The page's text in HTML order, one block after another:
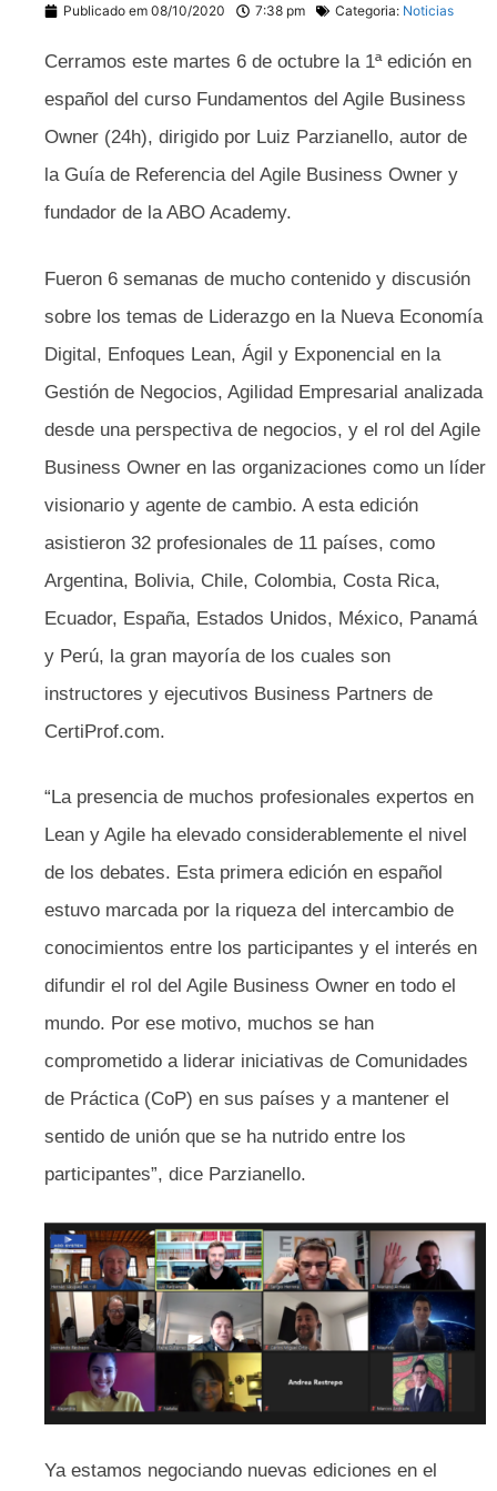
Publicado em 08/10/2020 7:38 pm Categoria: Noticias
Cerramos este martes 6 de octubre la 1ª edición en
español del curso Fundamentos del Agile Business
Owner (24h), dirigido por Luiz Parzianello, autor de
la Guía de Referencia del Agile Business Owner y
fundador de la ABO Academy.
Fueron 6 semanas de mucho contenido y discusión
sobre los temas de Liderazgo en la Nueva Economía
Digital, Enfoques Lean, Ágil y Exponencial en la
Gestión de Negocios, Agilidad Empresarial analizada
desde una perspectiva de negocios, y el rol del Agile
Business Owner en las organizaciones como un líder
visionario y agente de cambio. A esta edición
asistieron 32 profesionales de 11 países, como
Argentina, Bolivia, Chile, Colombia, Costa Rica,
Ecuador, España, Estados Unidos, México, Panamá
y Perú, la gran mayoría de los cuales son
instructores y ejecutivos Business Partners de
CertiProf.com.
“La presencia de muchos profesionales expertos en
Lean y Agile ha elevado considerablemente el nivel
de los debates. Esta primera edición en español
estuvo marcada por la riqueza del intercambio de
conocimientos entre los participantes y el interés en
difundir el rol del Agile Business Owner en todo el
mundo. Por ese motivo, muchos se han
comprometido a liderar iniciativas de Comunidades
de Práctica (CoP) en sus países y a mantener el
sentido de unión que se ha nutrido entre los
participantes”, dice Parzianello.
Ya estamos negociando nuevas ediciones en el